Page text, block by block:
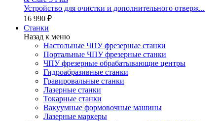
Устройство для очистки и дополнительного отверж...
16 990 ₽
Станки
Назад к меню
Настольные ЧПУ фрезерные станки
Портальные ЧПУ фрезерные станки
ЧПУ фрезерные обрабатывающие центры
Гидроабразивные станки
Гравировальные станки
Лазерные станки
Токарные станки
Вакуумные формовочные машины
Лазерные маркеры